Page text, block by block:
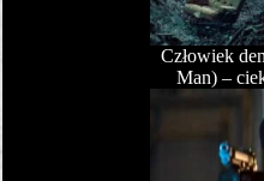
Człowiek
Man) –